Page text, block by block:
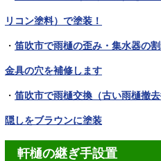
リコン塗料）で塗装！
・ 笛吹市で雨樋の歪み・集水器の
金具の穴を補修します
・ 笛吹市で雨樋交換（古い雨樋撤
隠しをブラウンに塗装
軒樋の継ぎ手設置